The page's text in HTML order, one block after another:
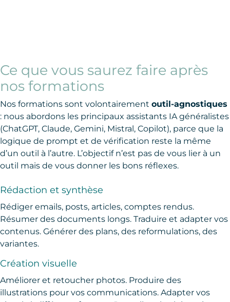
Ce que vous saurez faire après
nos formations
Nos formations sont volontairement outil-agnostiques
: nous abordons les principaux assistants IA généralistes
(ChatGPT, Claude, Gemini, Mistral, Copilot), parce que la
logique de prompt et de vérification reste la même
d’un outil à l’autre. L’objectif n’est pas de vous lier à un
outil mais de vous donner les bons réflexes.
Rédaction et synthèse
Rédiger emails, posts, articles, comptes rendus.
Résumer des documents longs. Traduire et adapter vos
contenus. Générer des plans, des reformulations, des
variantes.
Création visuelle
Améliorer et retoucher photos. Produire des
illustrations pour vos communications. Adapter vos